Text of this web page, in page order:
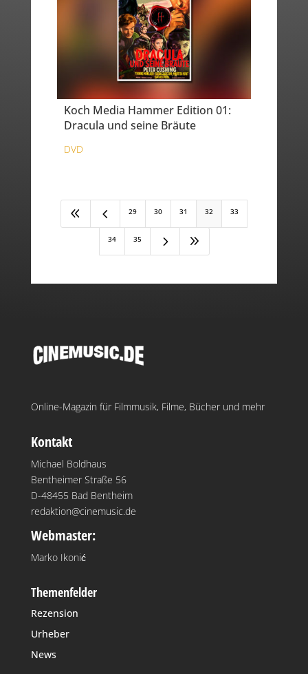
Koch Media Hammer Edition 01:
Dracula und seine Bräute
DVD
8 4 29 30 31 32 33
34 35 5 9
Online-Magazin für Filmmusik, Filme, Bücher und mehr
Kontakt
Michael Boldhaus
Bentheimer Straße 56
D-48455 Bad Bentheim
redaktion@cinemusic.de
Webmaster:
Marko Ikonić
Themenfelder
Rezension
Urheber
News